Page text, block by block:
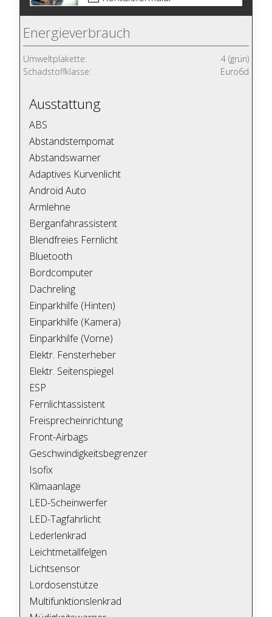
Energieverbrauch
Umweltplakette:
4 (grün)
Schadstoffklasse:
Euro6d
Ausstattung
ABS
Abstandstempomat
Abstandswarner
Adaptives Kurvenlicht
Android Auto
Armlehne
Berganfahrassistent
Blendfreies Fernlicht
Bluetooth
Bordcomputer
Dachreling
Einparkhilfe (Hinten)
Einparkhilfe (Kamera)
Einparkhilfe (Vorne)
Elektr. Fensterheber
Elektr. Seitenspiegel
ESP
Fernlichtassistent
Freisprecheinrichtung
Front-Airbags
Geschwindigkeitsbegrenzer
Isofix
Klimaanlage
LED-Scheinwerfer
LED-Tagfahrlicht
Lederlenkrad
Leichtmetallfelgen
Lichtsensor
Lordosenstütze
Multifunktionslenkrad